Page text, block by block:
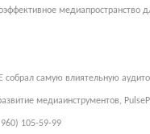
медиапространство
собрал самую влиятельную
медиаинструментов,
105-59-99